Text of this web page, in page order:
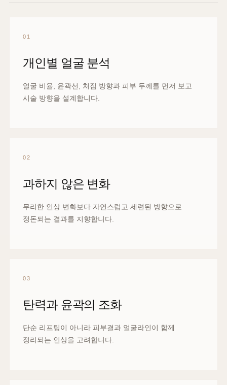
01
개인별 얼굴 분석
얼굴 비율, 윤곽선, 처짐 방향과 피부 두께를 먼저 보고
시술 방향을 설계합니다.
02
과하지 않은 변화
무리한 인상 변화보다 자연스럽고 세련된 방향으로
정돈되는 결과를 지향합니다.
03
탄력과 윤곽의 조화
단순 리프팅이 아니라 피부결과 얼굴라인이 함께
정리되는 인상을 고려합니다.